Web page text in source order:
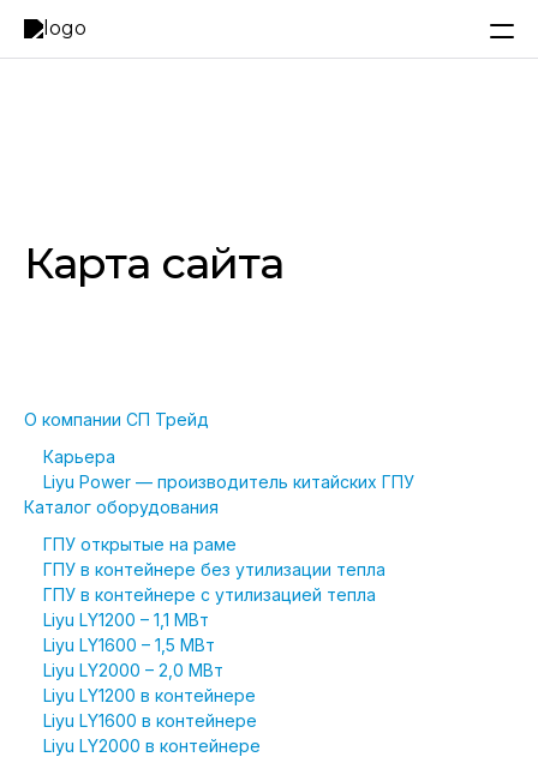
Карта сайта
О компании СП Трейд
Карьера
Liyu Power — производитель китайских ГПУ
Каталог оборудования
ГПУ открытые на раме
ГПУ в контейнере без утилизации тепла
ГПУ в контейнере с утилизацией тепла
Liyu LY1200 – 1,1 МВт
Liyu LY1600 – 1,5 МВт
Liyu LY2000 – 2,0 МВт
Liyu LY1200 в контейнере
Liyu LY1600 в контейнере
Liyu LY2000 в контейнере